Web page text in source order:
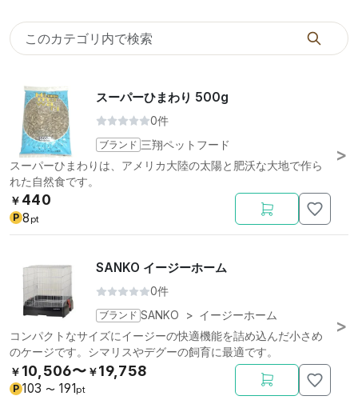
スーパーひまわり 500g
0件
ブランド 三翔ペットフード
スーパーひまわりは、アメリカ大陸の太陽と肥沃な大地で作ら
れた自然食です。
￥ 440
P 8 pt
SANKO イージーホーム
0件
ブランド SANKO > イージーホーム
コンパクトなサイズにイージーの快適機能を詰め込んだ小さめ
のケージです。シマリスやデグーの飼育に最適です。
￥ 10,506〜 ￥19,758
P 103 〜 191 pt